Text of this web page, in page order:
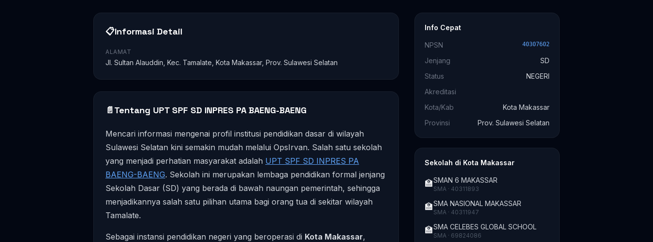
📋Informasi Detail
ALAMAT
Jl. Sultan Alauddin, Kec. Tamalate, Kota Makassar, Prov. Sulawesi Selatan
📄Tentang UPT SPF SD INPRES PA BAENG-BAENG
Mencari informasi mengenai profil institusi pendidikan dasar di wilayah
Sulawesi Selatan kini semakin mudah melalui OpsIrvan. Salah satu sekolah
yang menjadi perhatian masyarakat adalah UPT SPF SD INPRES PA
BAENG-BAENG. Sekolah ini merupakan lembaga pendidikan formal jenjang
Sekolah Dasar (SD) yang berada di bawah naungan pemerintah, sehingga
menjadikannya salah satu pilihan utama bagi orang tua di sekitar wilayah
Tamalate.
Sebagai instansi pendidikan negeri yang beroperasi di Kota Makassar,
Info Cepat
NPSN 40307602
Jenjang
SD
Status
NEGERI
Akreditasi
Kota/Kab
Kota Makassar
Provinsi
Prov. Sulawesi Selatan
Sekolah di Kota Makassar
🏫SMAN 6 MAKASSAR
SMA · 40311893
🏫SMA NASIONAL MAKASSAR
SMA · 40311947
🏫SMA CELEBES GLOBAL SCHOOL
SMA · 69824086